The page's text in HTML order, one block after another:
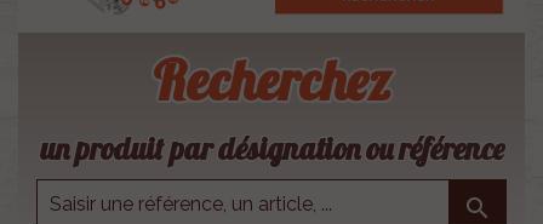
Recherchez
un produit par désignation ou référence
